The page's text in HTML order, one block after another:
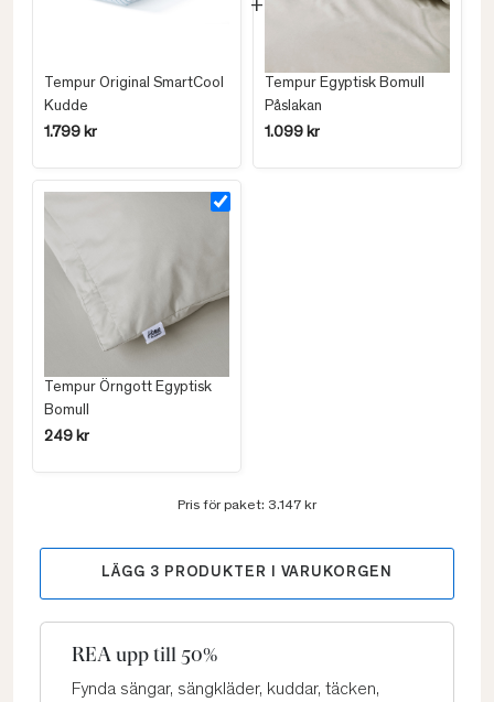
Tempur Original SmartCool
Kudde
1.799 kr
Tempur Egyptisk Bomull
Påslakan
1.099 kr
Tempur Örngott Egyptisk
Bomull
249 kr
Pris för paket: 3.147 kr
LÄGG 3 PRODUKTER I VARUKORGEN
REA upp till 50%
Fynda sängar, sängkläder, kuddar, täcken,